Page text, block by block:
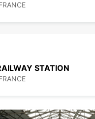
STATION